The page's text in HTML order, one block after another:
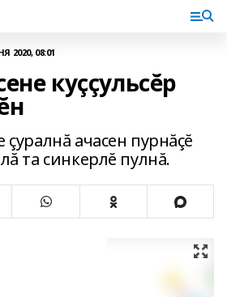
2020, 08:01
куççульсĕр
çуралнă ачасен пурнăçĕ
та синкерлĕ пулнă.